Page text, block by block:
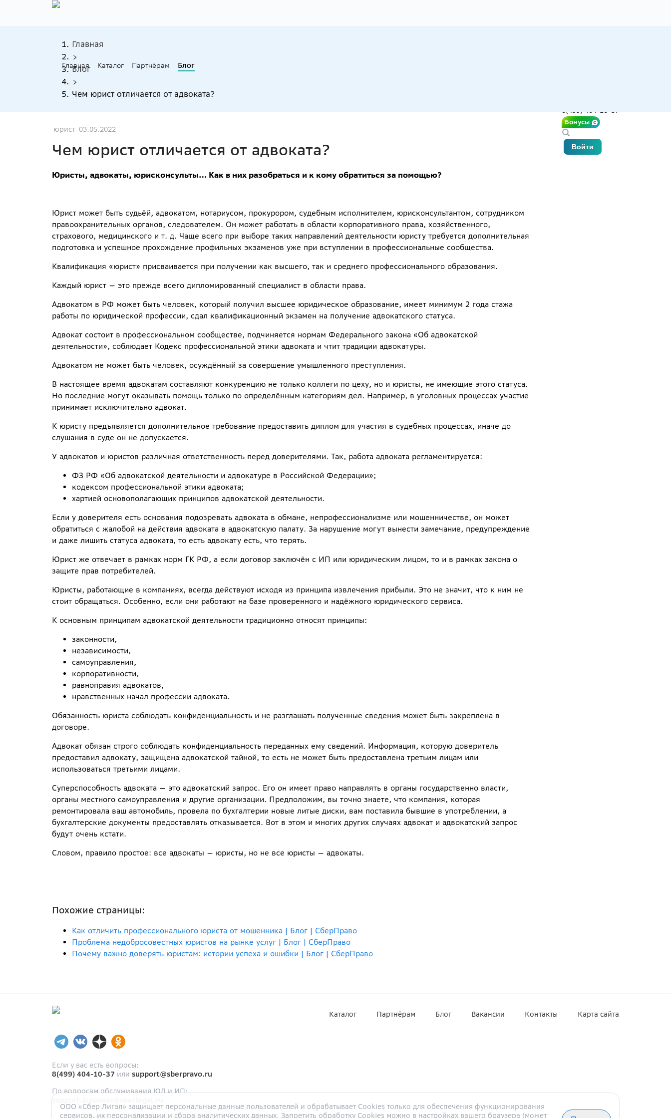
Главная Каталог Партнёрам Блог
8(499) 404-10-37
Бонусы
Войти
Главная
Блог
Чем юрист отличается от адвоката?
юрист 03.05.2022
Чем юрист отличается от адвоката?
Юристы, адвокаты, юрисконсульты… Как в них разобраться и к кому обратиться за помощью?
Юрист может быть судьёй, адвокатом, нотариусом, прокурором, судебным исполнителем, юрисконсультантом, сотрудником
правоохранительных органов, следователем. Он может работать в области корпоративного права, хозяйственного,
страхового, медицинского и т. д. Чаще всего при выборе таких направлений деятельности юристу требуется дополнительная
подготовка и успешное прохождение профильных экзаменов уже при вступлении в профессиональные сообщества.
Квалификация «юрист» присваивается при получении как высшего, так и среднего профессионального образования.
Каждый юрист — это прежде всего дипломированный специалист в области права.
Адвокатом в РФ может быть человек, который получил высшее юридическое образование, имеет минимум 2 года стажа
работы по юридической профессии, сдал квалификационный экзамен на получение адвокатского статуса.
Адвокат состоит в профессиональном сообществе, подчиняется нормам Федерального закона «Об адвокатской
деятельности», соблюдает Кодекс профессиональной этики адвоката и чтит традиции адвокатуры.
Адвокатом не может быть человек, осуждённый за совершение умышленного преступления.
В настоящее время адвокатам составляют конкуренцию не только коллеги по цеху, но и юристы, не имеющие этого статуса.
Но последние могут оказывать помощь только по определённым категориям дел. Например, в уголовных процессах участие
принимает исключительно адвокат.
К юристу предъявляется дополнительное требование предоставить диплом для участия в судебных процессах, иначе до
слушания в суде он не допускается.
У адвокатов и юристов различная ответственность перед доверителями. Так, работа адвоката регламентируется:
ФЗ РФ «Об адвокатской деятельности и адвокатуре в Российской Федерации»;
кодексом профессиональной этики адвоката;
хартией основополагающих принципов адвокатской деятельности.
Если у доверителя есть основания подозревать адвоката в обмане, непрофессионализме или мошенничестве, он может
обратиться с жалобой на действия адвоката в адвокатскую палату. За нарушение могут вынести замечание, предупреждение
и даже лишить статуса адвоката, то есть адвокату есть, что терять.
Юрист же отвечает в рамках норм ГК РФ, а если договор заключён с ИП или юридическим лицом, то и в рамках закона о
защите прав потребителей.
Юристы, работающие в компаниях, всегда действуют исходя из принципа извлечения прибыли. Это не значит, что к ним не
стоит обращаться. Особенно, если они работают на базе проверенного и надёжного юридического сервиса.
К основным принципам адвокатской деятельности традиционно относят принципы:
законности,
независимости,
самоуправления,
корпоративности,
равноправия адвокатов,
нравственных начал профессии адвоката.
Обязанность юриста соблюдать конфиденциальность и не разглашать полученные сведения может быть закреплена в
договоре.
Адвокат обязан строго соблюдать конфиденциальность переданных ему сведений. Информация, которую доверитель
предоставил адвокату, защищена адвокатской тайной, то есть не может быть предоставлена третьим лицам или
использоваться третьими лицами.
Суперспособность адвоката — это адвокатский запрос. Его он имеет право направлять в органы государственно власти,
органы местного самоуправления и другие организации. Предположим, вы точно знаете, что компания, которая
ремонтировала ваш автомобиль, провела по бухгалтерии новые литые диски, вам поставила бывшие в употреблении, а
бухгалтерские документы предоставлять отказывается. Вот в этом и многих других случаях адвокат и адвокатский запрос
будут очень кстати.
Словом, правило простое: все адвокаты — юристы, но не все юристы — адвокаты.
Похожие страницы:
Как отличить профессионального юриста от мошенника | Блог | СберПраво
Проблема недобросовестных юристов на рынке услуг | Блог | СберПраво
Почему важно доверять юристам: истории успеха и ошибки | Блог | СберПраво
Каталог Партнёрам Блог Вакансии Контакты Карта сайта
Если у вас есть вопросы:
8(499) 404-10-37 или support@sberpravo.ru
По вопросам обслуживания ЮЛ и ИП:
support.business@sberlegal.ru
ООО «Сбер Лигал» защищает персональные данные пользователей и обрабатывает Cookies только для обеспечения функционирования
сервисов, их персонализации и сбора аналитических данных. Запретить обработку Cookies можно в настройках вашего браузера (может